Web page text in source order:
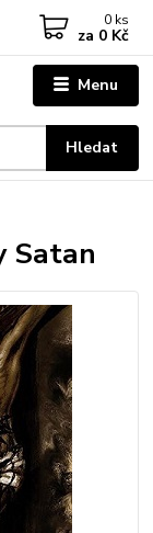
Menu
Hledat
0 ks
za 0 Kč
Satan